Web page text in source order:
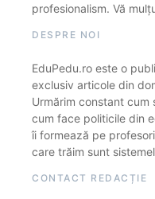
profesionalism. Vă
DESPRE NOI
EduPedu.ro este o
exclusiv articole din
Urmărim constant
cum face politicile din
îi formează pe
care trăim sunt
CONTACT REDACȚIE